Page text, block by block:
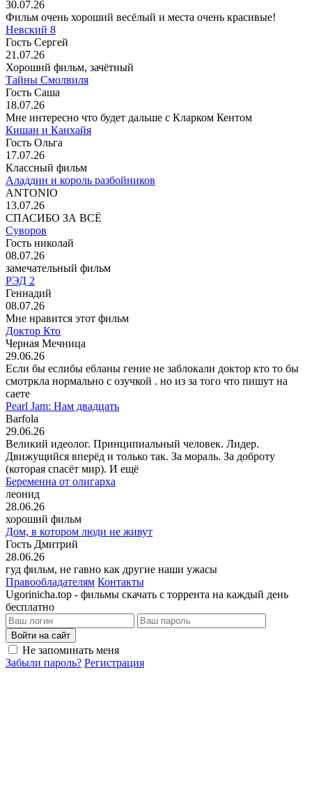
30.07.26
Фильм очень хороший весёлый и места очень красивые!
Невский 8
Гость Сергей
21.07.26
Хороший фильм, зачётный
Тайны Смолвиля
Гость Саша
18.07.26
Мне интересно что будет дальше с Кларком Кентом
Кишан и Канхайя
Гость Ольга
17.07.26
Классный фильм
Аладдин и король разбойников
ANTONIO
13.07.26
СПАСИБО ЗА ВСЁ
Суворов
Гость николай
08.07.26
замечательный фильм
РЭД 2
Геннадий
08.07.26
Мне нравится этот фильм
Доктор Кто
Черная Мечница
29.06.26
Если бы еслибы ебланы гение не заблокали доктор кто то бы
смотркла нормально с озучкой . но из за того что пишут на
саете
Pearl Jam: Нам двадцать
Barfola
29.06.26
Великий идеолог. Принципиальный человек. Лидер.
Движущийся вперёд и только так. За мораль. За доброту
(которая спасёт мир). И ещё
Беременна от олигарха
леонид
28.06.26
хороший фильм
Дом, в котором люди не живут
Гость Дмитрий
28.06.26
гуд фильм, не гавно как другие наши ужасы
Правообладателям Контакты
Ugorinicha.top - фильмы скачать с торрента на каждый день
бесплатно
Войти на сайт
Не запоминать меня
Забыли пароль? Регистрация